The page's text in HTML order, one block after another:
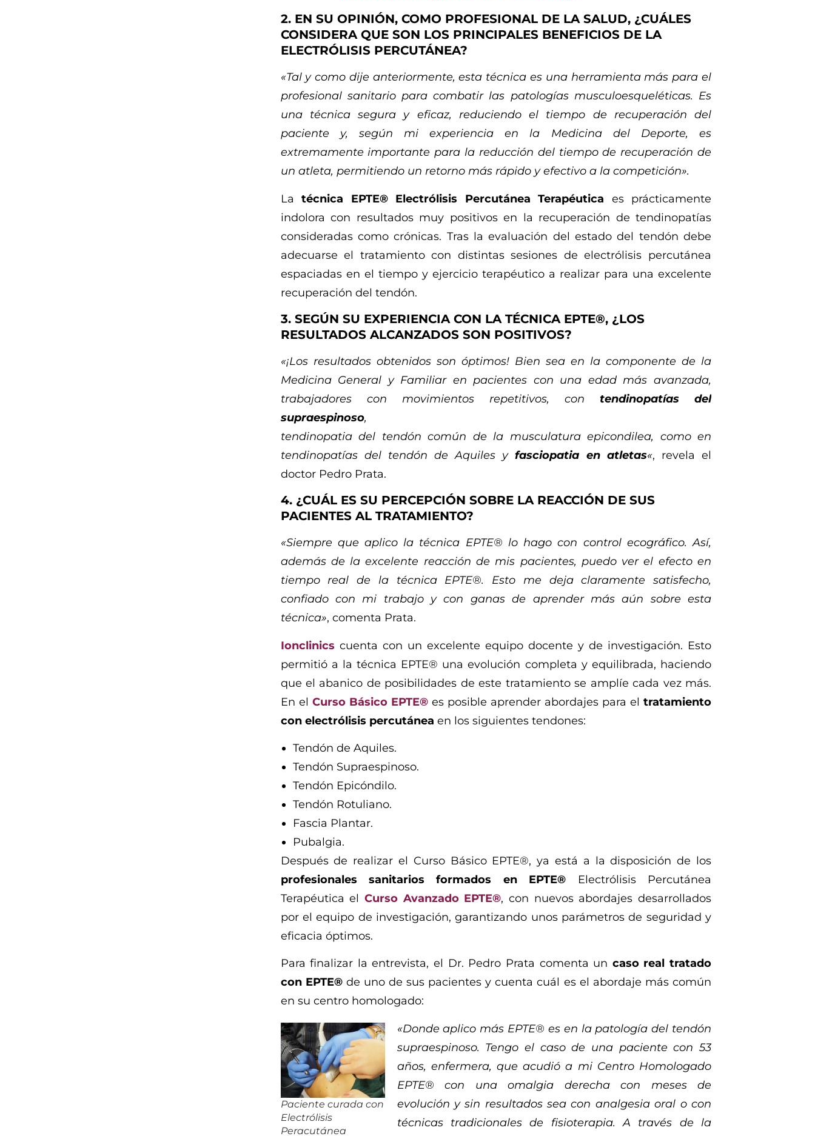
2. EN SU OPINIÓN, COMO PROFESIONAL DE LA SALUD, ¿CUÁLES
CONSIDERA QUE SON LOS PRINCIPALES BENEFICIOS DE LA
ELECTRÓLISIS PERCUTÁNEA?
«Tal y como dije anteriormente, esta técnica es una herramienta más para el
profesional sanitario para combatir las patologías musculoesqueléticas. Es
una técnica segura y eficaz, reduciendo el tiempo de recuperación del
paciente y, según mi experiencia en la Medicina del Deporte, es
extremamente importante para la reducción del tiempo de recuperación de
un atleta, permitiendo un retorno más rápido y efectivo a la competición».
Latécnica EPTE® Electrólisis Percutánea Terapéutica es prácticamente
indolora con resultados muy positivos en la recuperación de tendinopatías
consideradas como crónicas. Tras la evaluación del estado del tendón debe
adecuarse el tratamiento con distintas sesiones de electrólisis percutánea
espaciadas en el tiempo y ejercicio terapéutico a realizar para una excelente
recuperación del tendón.
3. SEGÚN SU EXPERIENCIA CON LA TÉCNICA EPTE®, ¿LOS
RESULTADOS ALCANZADOS SON POSITIVOS?
«¡Los resultados obtenidos son óptimos! Bien sea en la componente de la
Medicina General y Familiar en pacientes con una edad más avanzada,
trabajadores con movimientos repetitivos, con tendinopatías del
supraespinoso,
tendinopatia del tendón común de la musculatura epicondilea, como en
tendinopatías del tendón de Aquiles yfasciopatia en atletas«, revela el
doctor Pedro Prata.
4. ¿CUÁL ES SU PERCEPCIÓN SOBRE LA REACCIÓN DE SUS
PACIENTES AL TRATAMIENTO?
«Siempre que aplico la técnica EPTE® lo hago con control ecográfico. Así,
además de la excelente reacción de mis pacientes, puedo ver el efecto en
tiempo real de la técnica EPTE®. Esto me deja claramente satisfecho,
confiado con mi trabajo y con ganas de aprender más aún sobre esta
técnica», comenta Prata.
Ionclinics cuenta con un excelente equipo docente y de investigación. Esto
permitió a la técnica EPTE® una evolución completa y equilibrada, haciendo
que el abanico de posibilidades de este tratamiento se amplíe cada vez más.
En el Curso Básico EPTE®es posible aprender abordajes para eltratamiento
con electrólisis percutánea en los siguientes tendones:
Tendón de Aquiles.
Tendón Supraespinoso.
Tendón Epicóndilo.
Tendón Rotuliano.
Fascia Plantar.
Pubalgia.
Después de realizar el Curso Básico EPTE®, ya está a la disposición de los
profesionales sanitarios formados en EPTE® Electrólisis Percutánea
Terapéutica el Curso Avanzado EPTE®, con nuevos abordajes desarrollados
por el equipo de investigación, garantizando unos parámetros de seguridad y
eficacia óptimos.
Para finalizar la entrevista, el Dr. Pedro Prata comenta un caso real tratado
con EPTE®de uno de sus pacientes y cuenta cuál es el abordaje más común
en su centro homologado:
Paciente curada con
Electrólisis
Peracutánea
«Donde aplico más EPTE® es en la patología del tendón
supraespinoso. Tengo el caso de una paciente con 53
años, enfermera, que acudió a mi Centro Homologado
EPTE® con una omalgia derecha con meses de
evolución y sin resultados sea con analgesia oral o con
técnicas tradicionales de fisioterapia. A través de la